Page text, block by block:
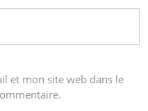
et mon site web dans le